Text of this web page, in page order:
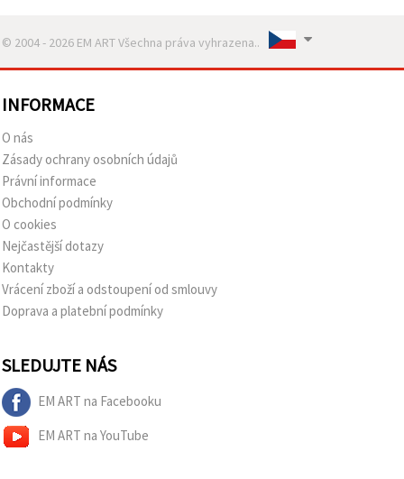
© 2004 - 2026 EM ART Všechna práva vyhrazena..
INFORMACE
O nás
Zásady ochrany osobních údajů
Právní informace
Obchodní podmínky
O cookies
Nejčastější dotazy
Kontakty
Vrácení zboží a odstoupení od smlouvy
Doprava a platební podmínky
SLEDUJTE NÁS
EM ART na Facebooku
EM ART na YouTube